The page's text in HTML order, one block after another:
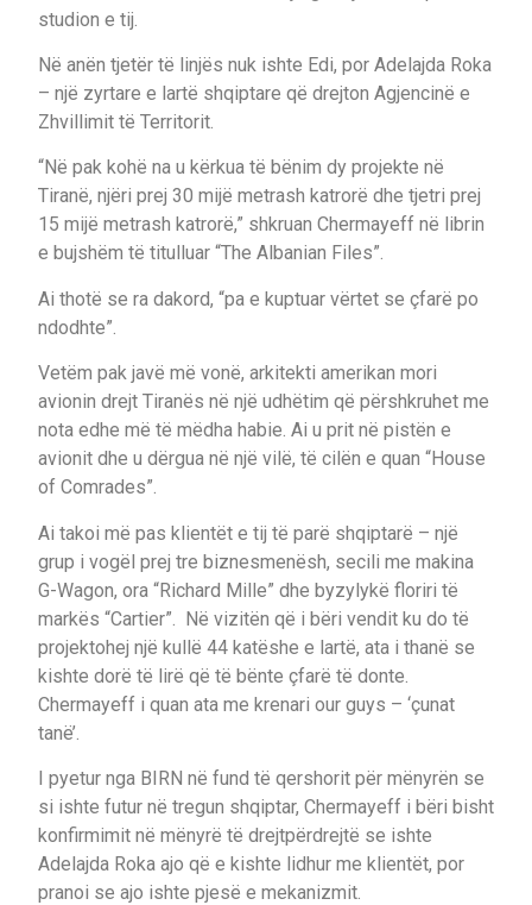
studion e tij.
Në anën tjetër të linjës nuk ishte Edi, por Adelajda Roka
– një zyrtare e lartë shqiptare që drejton Agjencinë e
Zhvillimit të Territorit.
“Në pak kohë na u kërkua të bënim dy projekte në
Tiranë, njëri prej 30 mijë metrash katrorë dhe tjetri prej
15 mijë metrash katrorë,” shkruan Chermayeff në librin
e bujshëm të titulluar “The Albanian Files”.
Ai thotë se ra dakord, “pa e kuptuar vërtet se çfarë po
ndodhte”.
Vetëm pak javë më vonë, arkitekti amerikan mori
avionin drejt Tiranës në një udhëtim që përshkruhet me
nota edhe më të mëdha habie. Ai u prit në pistën e
avionit dhe u dërgua në një vilë, të cilën e quan “House
of Comrades”.
Ai takoi më pas klientët e tij të parë shqiptarë – një
grup i vogël prej tre biznesmenësh, secili me makina
G-Wagon, ora “Richard Mille” dhe byzylykë floriri të
markës “Cartier”. Në vizitën që i bëri vendit ku do të
projektohej një kullë 44 katëshe e lartë, ata i thanë se
kishte dorë të lirë që të bënte çfarë të donte.
Chermayeff i quan ata me krenari our guys – ‘çunat
tanë’.
I pyetur nga BIRN në fund të qershorit për mënyrën se
si ishte futur në tregun shqiptar, Chermayeff i bëri bisht
konfirmimit në mënyrë të drejtpërdrejtë se ishte
Adelajda Roka ajo që e kishte lidhur me klientët, por
pranoi se ajo ishte pjesë e mekanizmit.